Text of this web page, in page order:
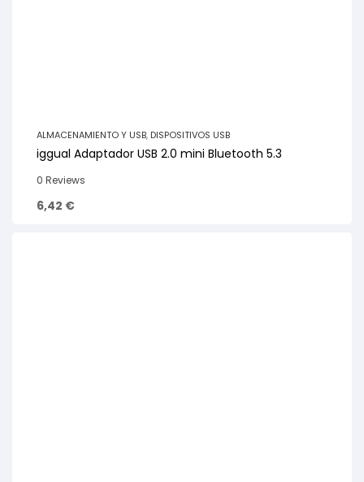
ALMACENAMIENTO Y USB, DISPOSITIVOS USB
iggual Adaptador USB 2.0 mini Bluetooth 5.3
0 Reviews
6,42 €